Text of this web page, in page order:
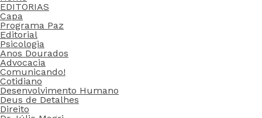
EDITORIAS
Capa
Programa Paz
Editorial
Psicologia
Anos Dourados
Advocacia
Comunicando!
Cotidiano
Desenvolvimento Humano
Deus de Detalhes
Direito